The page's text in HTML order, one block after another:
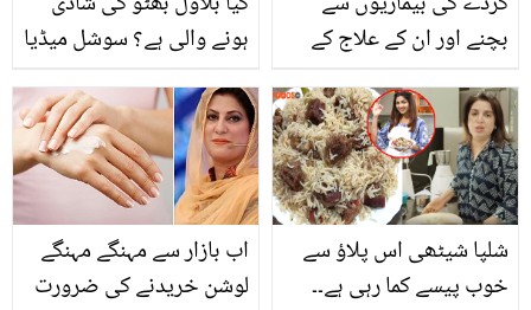
ہونے والی ہے؟ سوشل میڈیا
دعویٰ کر دیا
بچنے اور ان کے علاج کے
استعمال کا مشورہ کیوں
دیتے ہیں؟ جانئیے سنہری
ہلدی کے حیرت انگیز فوائد
اور طریقہ استعمال
اب بازار سے مہنگے مہنگے
لوشن خریدنے کی ضرورت
شلپا شیٹھی اس پلاؤ سے
خوب پیسے کما رہی ہے۔۔